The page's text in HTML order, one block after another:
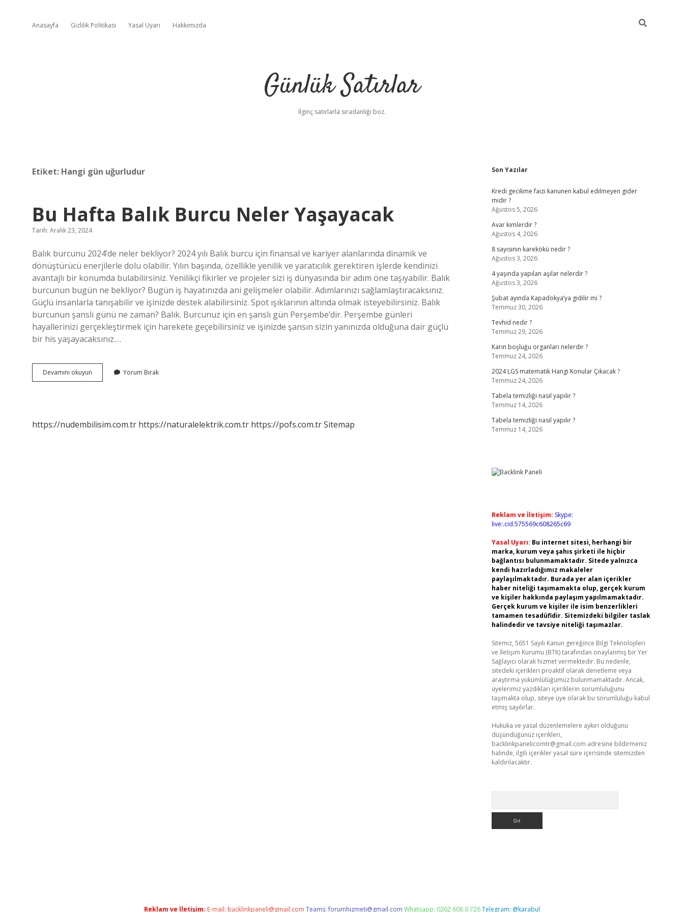
Anasayfa Gizlilik Politikası Yasal Uyarı Hakkımızda
Günlük Satırlar
İlginç satırlarla sıradanlığı boz.
Etiket: Hangi gün uğurludur
Bu Hafta Balık Burcu Neler Yaşayacak
Tarih: Aralık 23, 2024
Balık burcunu 2024’de neler bekliyor? 2024 yılı Balık burcu için finansal ve kariyer alanlarında dinamik ve
dönüştürücü enerjilerle dolu olabilir. Yılın başında, özellikle yenilik ve yaratıcılık gerektiren işlerde kendinizi
avantajlı bir konumda bulabilirsiniz. Yenilikçi fikirler ve projeler sizi iş dünyasında bir adım öne taşıyabilir. Balık
burcunun bugün ne bekliyor? Bugün iş hayatınızda ani gelişmeler olabilir. Adımlarınızı sağlamlaştıracaksınız.
Güçlü insanlarla tanışabilir ve işinizde destek alabilirsiniz. Spot ışıklarının altında olmak isteyebilirsiniz. Balık
burcunun şanslı günü ne zaman? Balık. Burcunuz için en şanslı gün Perşembe’dir. Perşembe günleri
hayallerinizi gerçekleştirmek için harekete geçebilirsiniz ve işinizde şansın sizin yanınızda olduğuna dair güçlü
bir his yaşayacaksınız.…
Devamını okuyun
Hafta
Yorum Bırak
https://nudembilisim.com.tr https://naturalelektrik.com.tr https://pofs.com.trSitemap
Sidebar
Son Yazılar
Kredi gecikme faizi kanunen kabul edilmeyen gider
midir ?
Ağustos 5, 2026
Avar kimlerdir ?
Ağustos 4, 2026
8 sayısının karekökü nedir ?
Ağustos 3, 2026
4 yaşında yapılan aşılar nelerdir ?
Ağustos 3, 2026
Şubat ayında Kapadokya’ya gidilir mi ?
Temmuz 30, 2026
Tevhid nedir ?
Temmuz 29, 2026
Karın boşluğu organları nelerdir ?
Temmuz 24, 2026
2024 LGS matematik Hangi Konular Çıkacak ?
Temmuz 24, 2026
Tabela temizliği nasıl yapılır ?
Temmuz 14, 2026
Tabela temizliği nasıl yapılır ?
Temmuz 14, 2026
Reklam ve İletişim: Skype:
live:.cid.575569c608265c69
Yasal Uyarı: Bu internet sitesi, herhangi bir
marka, kurum veya şahıs şirketi ile hiçbir
bağlantısı bulunmamaktadır. Sitede yalnızca
kendi hazırladığımız makaleler
paylaşılmaktadır. Burada yer alan içerikler
haber niteliği taşımamakta olup, gerçek kurum
ve kişiler hakkında paylaşım yapılmamaktadır.
Gerçek kurum ve kişiler ile isim benzerlikleri
tamamen tesadüfidir. Sitemizdeki bilgiler taslak
halindedir ve tavsiye niteliği taşımazlar.
Sitemiz, 5651 Sayılı Kanun gereğince Bilgi Teknolojileri
ve İletişim Kurumu (BTK) tarafından onaylanmış bir Yer
Sağlayıcı olarak hizmet vermektedir. Bu nedenle,
sitedeki içerikleri proaktif olarak denetleme veya
araştırma yükümlülüğümüz bulunmamaktadır. Ancak,
üyelerimiz yazdıkları içeriklerin sorumluluğunu
taşımakta olup, siteye üye olarak bu sorumluluğu kabul
etmiş sayılırlar.
Hukuka ve yasal düzenlemelere aykırı olduğunu
düşündüğünüz içerikleri,
backlinkpanelicomtr@gmail.com adresine bildirmeniz
halinde, ilgili içerikler yasal süre içerisinde sitemizden
kaldırılacaktır.
Reklam ve İletişim: E-mail: backlinkpaneli@gmail.com Teams:forumhizmeti@gmail.com Whatsapp: 0262 606 0 726Telegram: @karabul